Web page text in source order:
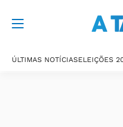
ÚLTIMAS NOTÍCIASELEIÇÕES